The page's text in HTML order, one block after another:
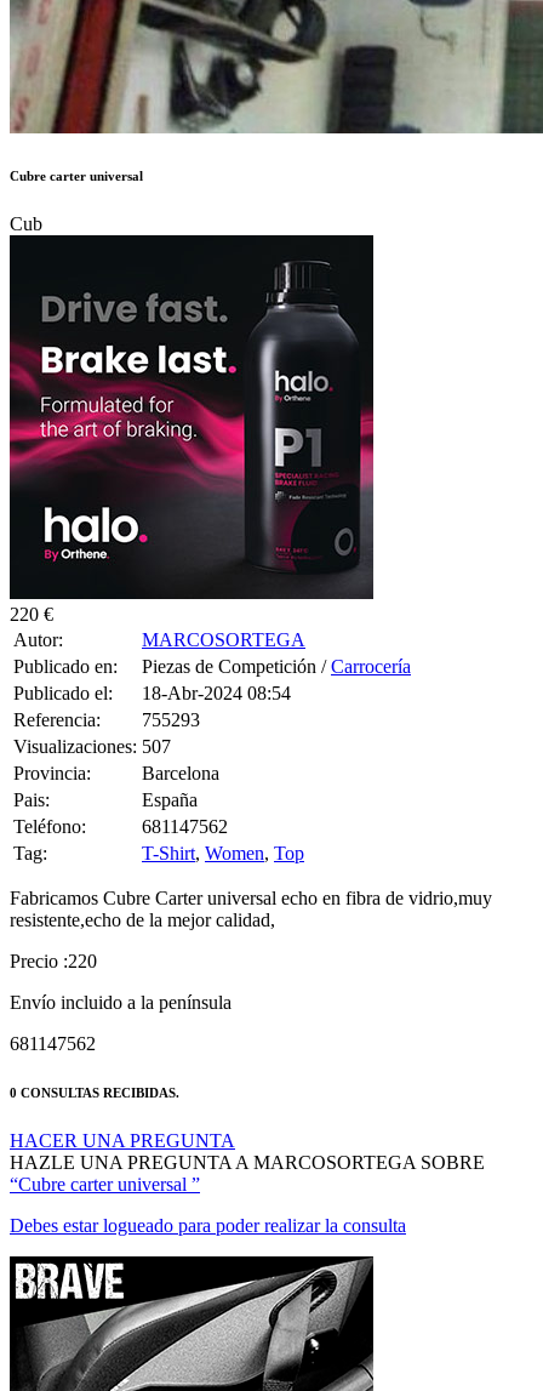
Cubre carter universal
Cub
220 €
Autor:
MARCOSORTEGA
Publicado en:
Piezas de Competición /Carrocería
Publicado el:
18-Abr-2024 08:54
Referencia:
755293
Visualizaciones: 507
Provincia:
Barcelona
Pais:
España
Teléfono:
681147562
Tag:
T-Shirt, Women, Top
Fabricamos Cubre Carter universal echo en fibra de vidrio,muy
resistente,echo de la mejor calidad,
Precio :220
Envío incluido a la península
681147562
0 CONSULTAS RECIBIDAS.
HACER UNA PREGUNTA
HAZLE UNA PREGUNTA A MARCOSORTEGA SOBRE
“Cubre carter universal ”
Debes estar logueado para poder realizar la consulta